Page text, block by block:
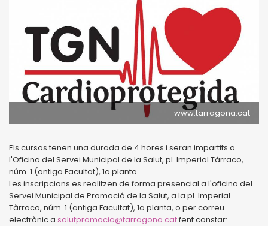
www.tarragona.cat
Els cursos tenen una durada de 4 hores i seran impartits a
l'Oficina del Servei Municipal de la Salut, pl. Imperial Tàrraco,
núm. 1 (antiga Facultat), 1a planta
Les inscripcions es realitzen de forma presencial a l'oficina del
Servei Municipal de Promoció de la Salut, a la pl. Imperial
Tàrraco, núm. 1 (antiga Facultat), 1a planta, o per correu
electrònic a salutpromocio@tarragona.catfent constar: